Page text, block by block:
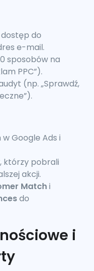
do
e-mail.
sposobów na
PPC”).
(np. „Sprawdź,
Google Ads i
którzy pobrali
akcji.
Matchi
do
i